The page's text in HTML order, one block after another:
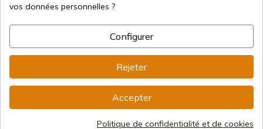
Voir le produit
Épées jumelles Tengen Uzui -
Voir le produit
REF: AZCS66H2MN
LES DEUX MITSURI KANROJI
vos données personnelles ?
Configurer
Rejeter
Accepter
Politique de confidentialité et de cookies